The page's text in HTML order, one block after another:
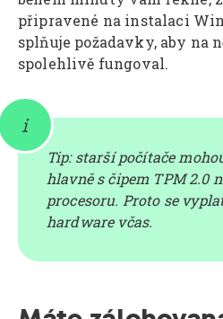
připravené na instalaci
splňuje požadavky, aby na
spolehlivě fungoval.
Tip: starší počítače
hlavně s čipem TPM 2.0
procesoru. Proto se
hardware včas.